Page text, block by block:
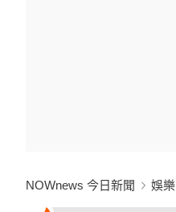
NOWnews 今日新聞 娛樂